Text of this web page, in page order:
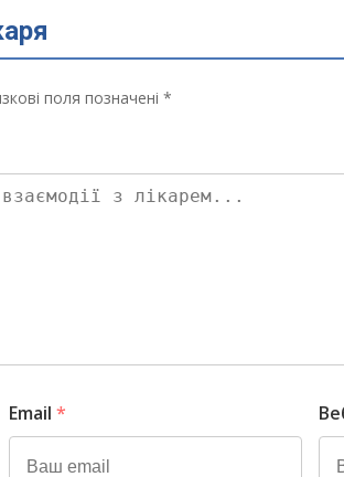
поля позначені *
Email *